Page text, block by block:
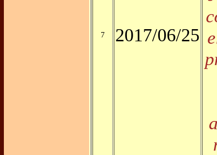
7 2017/06/25